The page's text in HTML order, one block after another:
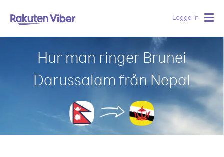
Logga in
Hur man ringer Brunei
Darussalam från Nepal